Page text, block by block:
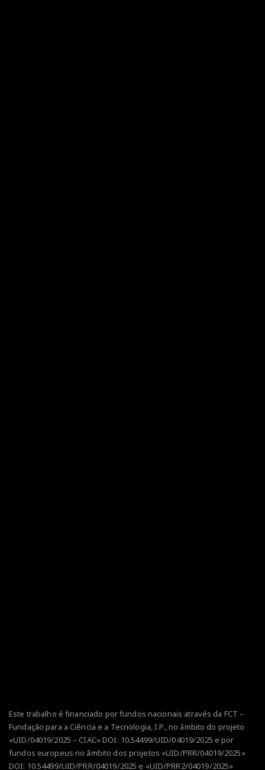
Este trabalho é financiado por fundos nacionais através da FCT –
Fundação para a Ciência e a Tecnologia, I.P., no âmbito do projeto
«UID/04019/2025 – CIAC» DOI: 10.54499/UID/04019/2025 e por
fundos europeus no âmbito dos projetos «UID/PRR/04019/2025»
DOI: 10.54499/UID/PRR/04019/2025 e «UID/PRR2/04019/2025»